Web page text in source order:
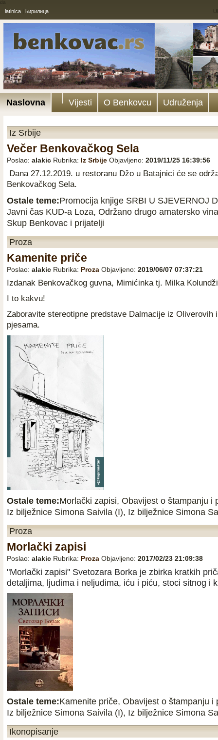
da
latinica | ћирилица
Naslovna Vijesti O Benkovcu Udruženja
Iz Srbije
Večer Benkovačkog Sela
Poslao: alakic Rubrika: Iz Srbije Objavljeno: 2019/11/25 16:39:56
Dana 27.12.2019. u restoranu Džo u Batajnici će se
Benkovačkog Sela.
Ostale teme:Promocija knjige SRBI U SJEVERNOJ
Javni čas KUD-a Loza, Održano drugo amatersko
Skup Benkovac i prijatelji
Proza
Kamenite priče
Poslao: alakic Rubrika: Proza Objavljeno: 2019/06/07 07:37:21
Izdanak Benkovačkog guvna, Mimićinka tj. Milka
I to kakvu!
Zaboravite stereotipne predstave Dalmacije iz Oliverovih
pjesama.
Ostale teme:Morlački zapisi, Obavijest o štampanju i
Iz bilježnice Simona Saivila (I), Iz bilježnice Simona
Proza
Morlački zapisi
Poslao: alakic Rubrika: Proza Objavljeno: 2017/02/23 21:09:38
"Morlački zapisi" Svetozara Borka je zbirka kratkih
detaljima, ljudima i neljudima, iću i piću, stoci sitnog i
Ostale teme:Kamenite priče, Obavijest o štampanju
Iz bilježnice Simona Saivila (I), Iz bilježnice Simona
Ikonopisanje